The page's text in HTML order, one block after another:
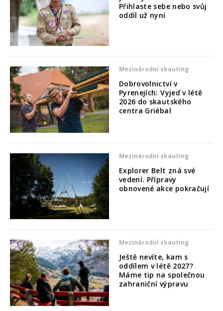
Přihlaste sebe nebo svůj
oddíl už nyní
Mezinárodní skauting
Dobrovolnictví v
Pyrenejích: Vyjeď v létě
2026 do skautského
centra Griébal
Mezinárodní skauting
Explorer Belt zná své
vedení. Přípravy
obnovené akce pokračují
Mezinárodní skauting
Ještě nevíte, kam s
oddílem v létě 2027?
Máme tip na společnou
zahraniční výpravu